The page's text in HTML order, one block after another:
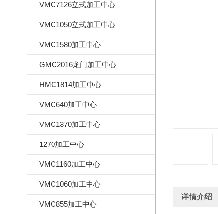
VMC7126立式加工中心
VMC1050立式加工中心
VMC1580加工中心
GMC2016龙门加工中心
HMC1814加工中心
VMC640加工中心
VMC1370加工中心
1270加工中心
VMC1160加工中心
VMC1060加工中心
VMC855加工中心
详情介绍